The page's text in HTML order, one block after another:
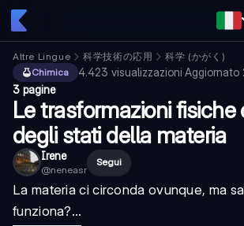
Altre Lingue 科学技術の応用
科学 (かがく)
Chimica
4.423 visualizzazioni·Aggiornato
3 pagine
Le trasformazioni
degli stati della materia
Irene
@neneasr
Segui
La materia ci circonda ovunque, ma
funziona?...